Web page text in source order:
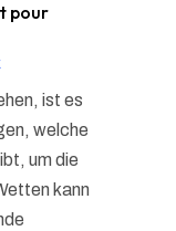
pour
ist es
welche
um die
kann